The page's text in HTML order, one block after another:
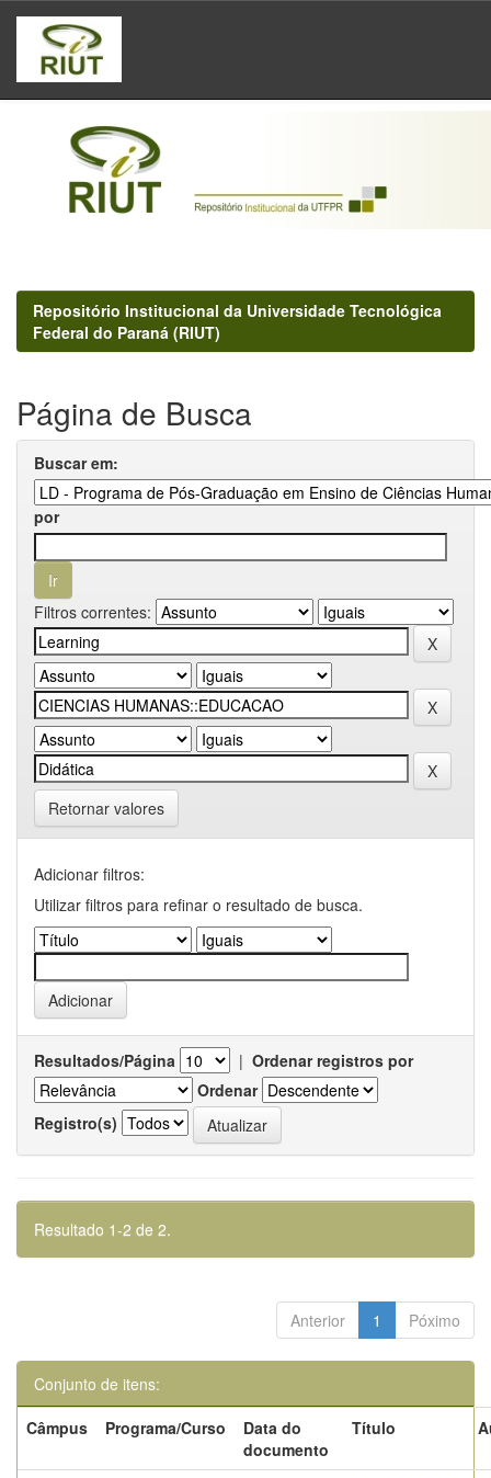
Skip
navigation
Repositório Institucional da Universidade Tecnológica
Federal do Paraná (RIUT)
Página de Busca
Buscar em:
por
Filtros correntes:
Retornar valores
Adicionar filtros:
Utilizar filtros para refinar o resultado de busca.
Resultados/Página | Ordenar registros por
Ordenar
Registro(s)
Resultado 1-2 de 2.
Anterior 1 Póximo
Conjunto de itens:
Câmpus
Programa/Curso
Data do
documento
Título